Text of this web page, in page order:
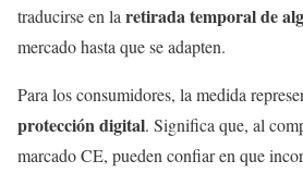
traducirse en la retirada temporal de
mercado hasta que se adapten.
Para los consumidores, la medida
protección digital. Significa que, al
marcado CE, pueden confiar en que